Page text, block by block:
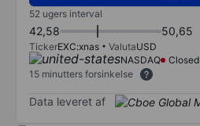
52 ugers interval
42,58 50,65
TickerEXC:xnas ValutaUSD
NASDAQ
Closed
15 minutters forsinkelse
Data leveret af